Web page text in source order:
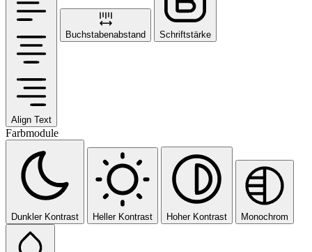
Align Text
Buchstabenabstand Schriftstärke
Farbmodule
Dunkler Kontrast Heller Kontrast Hoher Kontrast Monochrom